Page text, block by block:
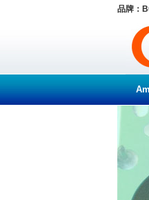
品牌：